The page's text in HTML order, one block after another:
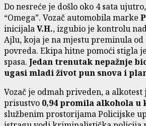
Do nesreće je došlo oko 4 sata
“Omega”. Vozač automobila marke
inicijalaV.H., izgubio je kontrolu
Ajlu, koja je na mjestu preminula
povreda. Ekipa hitne pomoći stigla
spasa. Jedan trenutak nepažnje
ugasi mladi život pun snova i
Vozač je odmah priveden, a alkotest
prisustvo 0,94 promila alkohola u
službenim prostorijama Policijske